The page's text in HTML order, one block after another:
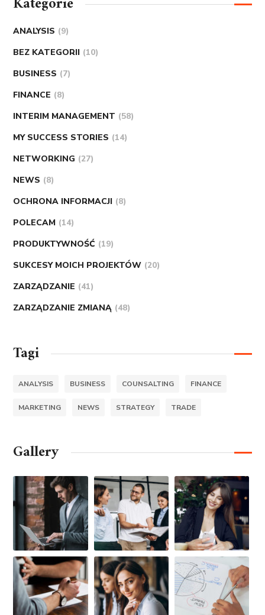
ANALYSIS (9)
BEZ KATEGORII (10)
BUSINESS (7)
FINANCE (8)
INTERIM MANAGEMENT (58)
MY SUCCESS STORIES (14)
NETWORKING (27)
NEWS (8)
OCHRONA INFORMACJI (8)
POLECAM (14)
PRODUKTYWNOŚĆ (19)
SUKCESY MOICH PROJEKTÓW (20)
ZARZĄDZANIE (41)
ZARZĄDZANIE ZMIANĄ (48)
Tagi
ANALYSIS BUSINESS COUNSALTING FINANCE
MARKETING NEWS STRATEGY TRADE
Gallery